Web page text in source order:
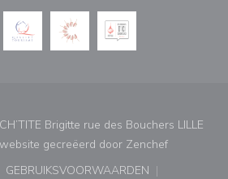
Brigitte rue des Bouchers LILLE
gecreëerd door Zenchef((opent in
GEBRUIKSVOORWAARDEN